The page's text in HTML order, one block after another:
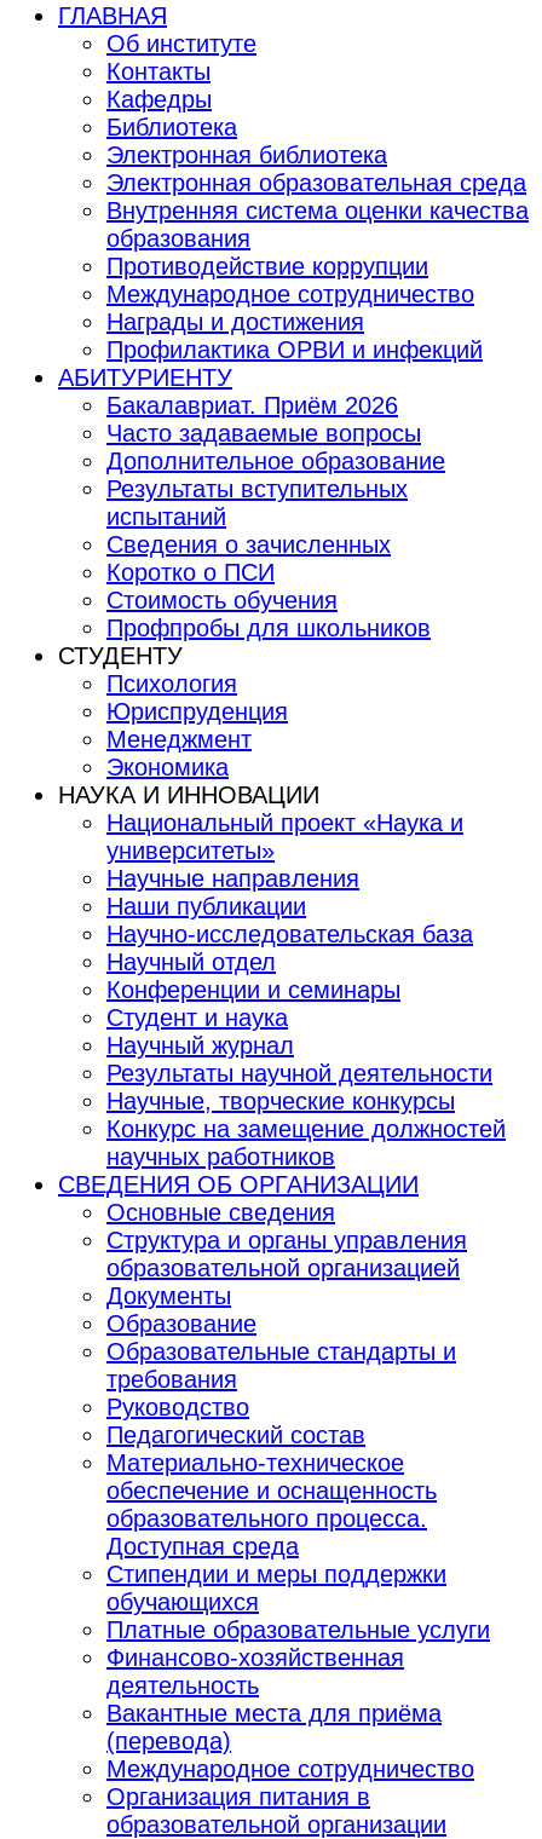
ГЛАВНАЯ
Об институте
Контакты
Кафедры
Библиотека
Электронная библиотека
Электронная образовательная среда
Внутренняя система оценки качества
образования
Противодействие коррупции
Международное сотрудничество
Награды и достижения
Профилактика ОРВИ и инфекций
АБИТУРИЕНТУ
Бакалавриат. Приём 2026
Часто задаваемые вопросы
Дополнительное образование
Результаты вступительных
испытаний
Сведения о зачисленных
Коротко о ПСИ
Стоимость обучения
Профпробы для школьников
СТУДЕНТУ
Психология
Юриспруденция
Менеджмент
Экономика
НАУКА И ИННОВАЦИИ
Национальный проект «Наука и
университеты»
Научные направления
Наши публикации
Научно-исследовательская база
Научный отдел
Конференции и семинары
Студент и наука
Научный журнал
Результаты научной деятельности
Научные, творческие конкурсы
Конкурс на замещение должностей
научных работников
СВЕДЕНИЯ ОБ ОРГАНИЗАЦИИ
Основные сведения
Структура и органы управления
образовательной организацией
Документы
Образование
Образовательные стандарты и
требования
Руководство
Педагогический состав
Материально-техническое
обеспечение и оснащенность
образовательного процесса.
Доступная среда
Стипендии и меры поддержки
обучающихся
Платные образовательные услуги
Финансово-хозяйственная
деятельность
Вакантные места для приёма
(перевода)
Международное сотрудничество
Организация питания в
образовательной организации